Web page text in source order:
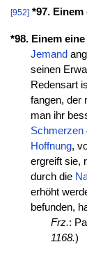
[952]*97. Einem
*98. Einem
Jemand
seinen
Redensart
fangen, der
man ihr
Schmerzen
Hoffnung,
ergreift sie,
durch die
erhöht
befunden,
Frz.:
1168.)